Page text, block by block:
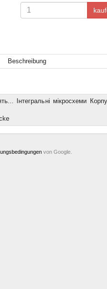
Beschreibung
Інтегральні мікросхеми
von Google.